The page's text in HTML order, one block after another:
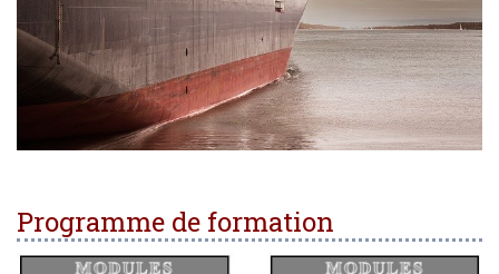
Programme de formation